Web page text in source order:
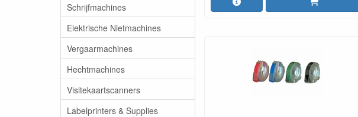
Schrijfmachines
Elektrische Nietmachines
Vergaarmachines
Hechtmachines
Visitekaartscanners
Labelprinters & Supplies